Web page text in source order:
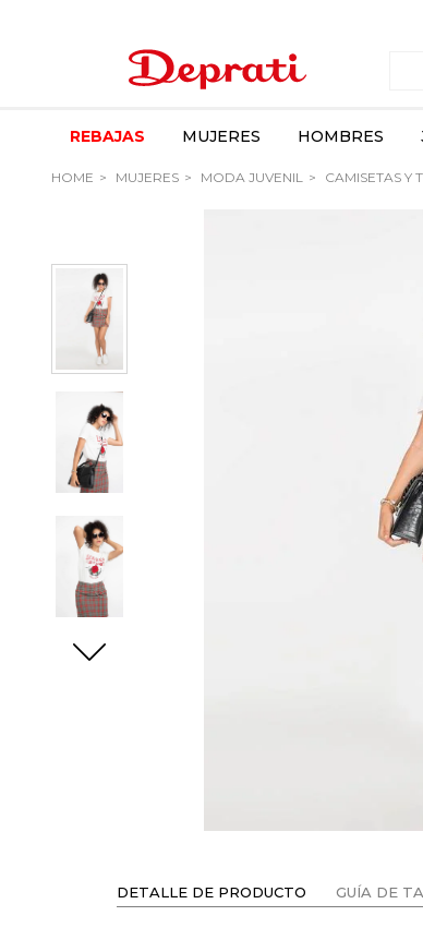
REBAJAS MUJERES HOMBRES
HOME MUJERES MODA JUVENIL CAMISETAS Y
DETALLE DE PRODUCTO GUÍA DE